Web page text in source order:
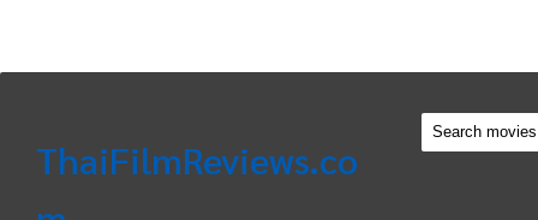
ThaiFilmReviews.co